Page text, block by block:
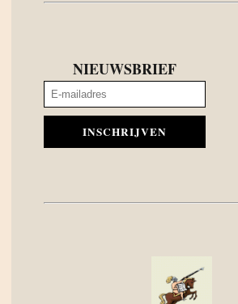
NIEUWSBRIEF
INSCHRIJVEN